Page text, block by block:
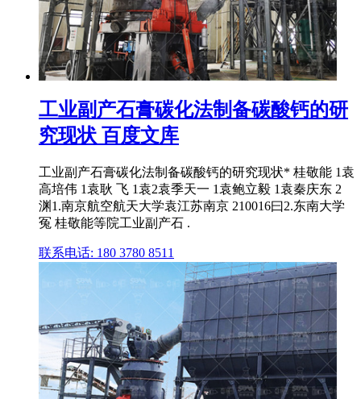
工业副产石膏碳化法制备碳酸钙的研
究现状 百度文库
工业副产石膏碳化法制备碳酸钙的研究现状* 桂敬能 1袁
高培伟 1袁耿 飞 1袁2袁季天一 1袁鲍立毅 1袁秦庆东 2
渊1.南京航空航天大学袁江苏南京 210016曰2.东南大学
冤 桂敬能等院工业副产石 .
联系电话: 180 3780 8511